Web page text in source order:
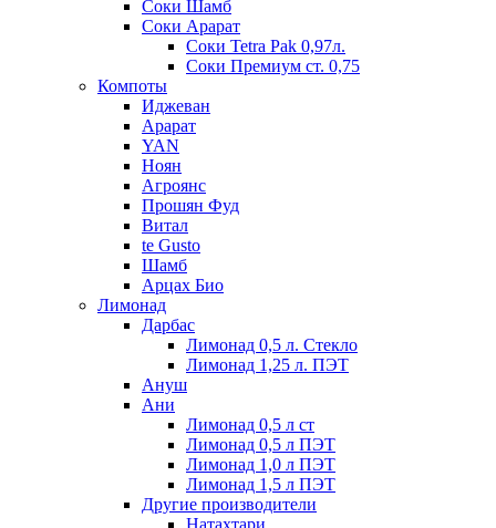
Соки Шамб
Соки Арарат
Соки Tetra Pak 0,97л.
Соки Премиум ст. 0,75
Компоты
Иджеван
Арарат
YAN
Ноян
Агроянс
Прошян Фуд
Витал
te Gusto
Шамб
Арцах Био
Лимонад
Дарбас
Лимонад 0,5 л. Стекло
Лимонад 1,25 л. ПЭТ
Ануш
Ани
Лимонад 0,5 л ст
Лимонад 0,5 л ПЭТ
Лимонад 1,0 л ПЭТ
Лимонад 1,5 л ПЭТ
Другие производители
Натахтари